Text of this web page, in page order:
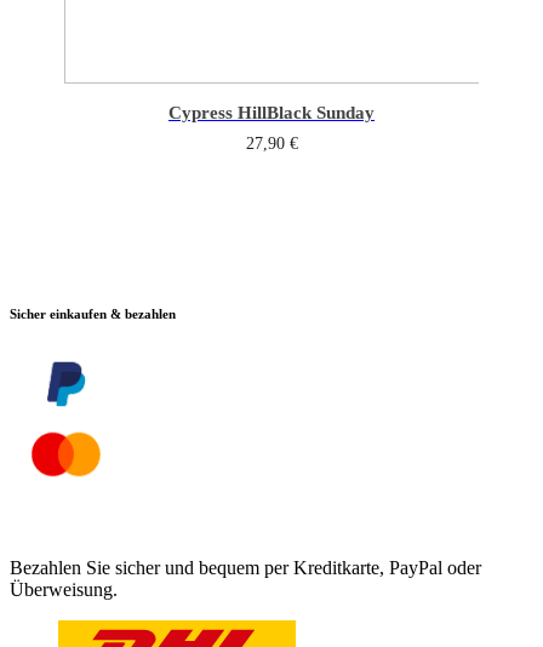
Cypress HillBlack Sunday
27,90 €
Sicher einkaufen & bezahlen
Bezahlen Sie sicher und bequem per Kreditkarte, PayPal oder
Überweisung.